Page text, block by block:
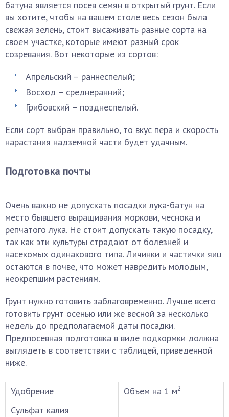
батуна является посев семян в открытый грунт. Если
вы хотите, чтобы на вашем столе весь сезон была
свежая зелень, стоит высаживать разные сорта на
своем участке, которые имеют разный срок
созревания. Вот некоторые из сортов:
Апрельский – раннеспелый;
Восход – среднеранний;
Грибовский – позднеспелый.
Если сорт выбран правильно, то вкус пера и скорость
нарастания надземной части будет удачным.
Подготовка почты
Очень важно не допускать посадки лука-батун на
место бывшего выращивания моркови, чеснока и
репчатого лука. Не стоит допускать такую посадку,
так как эти культуры страдают от болезней и
насекомых одинакового типа. Личинки и частички яиц
остаются в почве, что может навредить молодым,
неокрепшим растениям.
Грунт нужно готовить заблаговременно. Лучше всего
готовить грунт осенью или же весной за несколько
недель до предполагаемой даты посадки.
Предпосевная подготовка в виде подкормки должна
выглядеть в соответствии с таблицей, приведенной
ниже.
Удобрение Объем на 1 м2
Сульфат калия